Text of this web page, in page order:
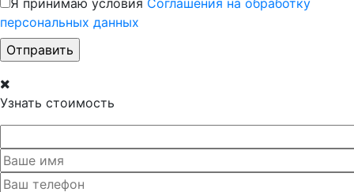
Я принимаю условия Соглашения на обработку
персональных данных
Узнать стоимость